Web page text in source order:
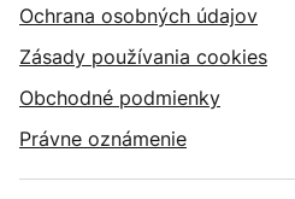
Ochrana osobných údajov
Zásady používania cookies
Obchodné podmienky
Právne oznámenie